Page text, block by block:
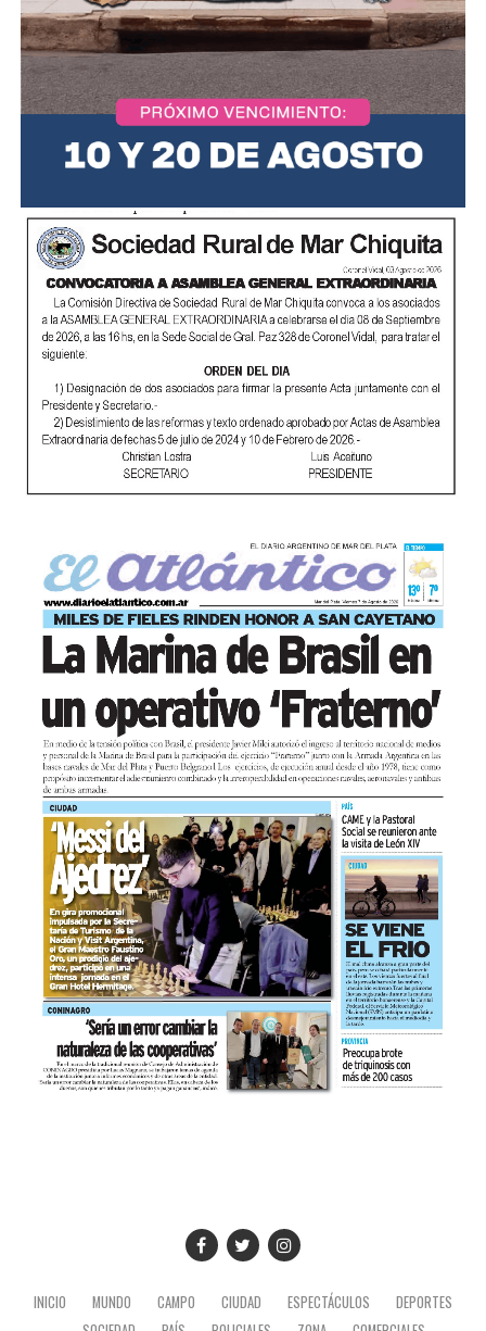
INICIO MUNDO CAMPO CIUDAD ESPECTÁCULOS
DEPORTES